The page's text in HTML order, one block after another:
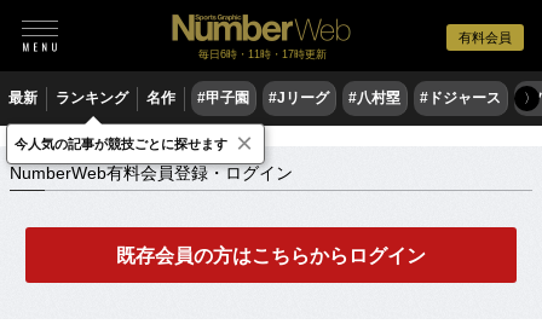
有料会員
毎日6時・11時・17時更新
最新 ランキング 名作 #甲子園 #Jリーグ #八村塁 #ドジャース #
〉
NumberWeb有料会員登録・ログイン
NumberWeb有料会員登録・ログイン
既存会員の方はこちらからログイン
今人気の記事が競技ごとに探せます ×